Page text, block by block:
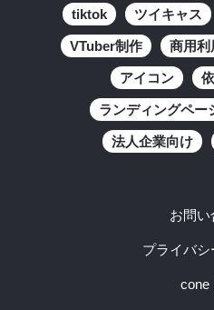
tiktok ツイキャス
VTuber制作 商用利
アイコン
ランディングペー
法人企業向け
お問い
プライバ
cone